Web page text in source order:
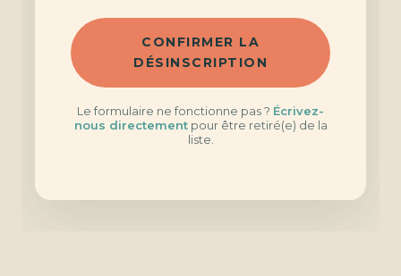
CONFIRMER LA
DÉSINSCRIPTION
Le formulaire ne fonctionne pas ? Écrivez-
nous directementpour être retiré(e) de la
liste.